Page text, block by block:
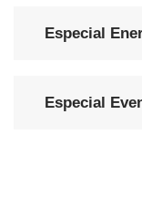
Especial
Especial